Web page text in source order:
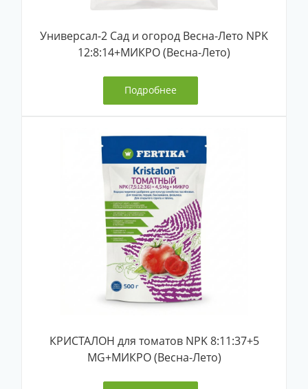
Универсал-2 Сад и огород Весна-Лето NPK
12:8:14+МИКРО (Весна-Лето)
Подробнее
КРИСТАЛОН для томатов NPK 8:11:37+5
MG+МИКРО (Весна-Лето)